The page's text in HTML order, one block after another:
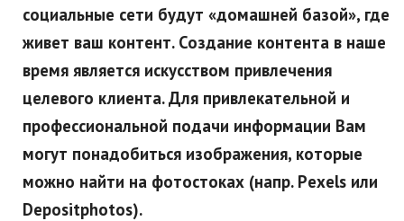
социальные сети будут «домашней базой», где
живет ваш контент. Создание контента в наше
время является искусством привлечения
целевого клиента. Для привлекательной и
профессиональной подачи информации Вам
могут понадобиться изображения, которые
можно найти на фотостоках (напр. Рexels или
Depositphotos).